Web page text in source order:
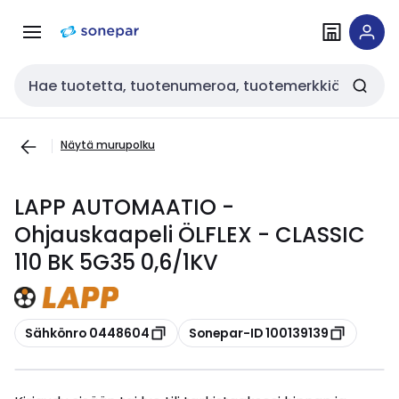
navigointiinsisältöön
Haku
Näytä murupolku
LAPP AUTOMAATIO -
Ohjauskaapeli ÖLFLEX - CLASSIC
110 BK 5G35 0,6/1KV
Kopioi
Sähkönro 0448604 Kopioi
Sonepar-ID 100139139